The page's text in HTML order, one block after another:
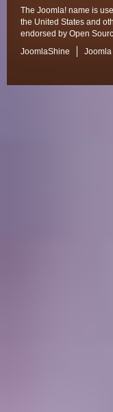
The Joomla! name is
the United States and
endorsed by Open
JoomlaShine
Joomla